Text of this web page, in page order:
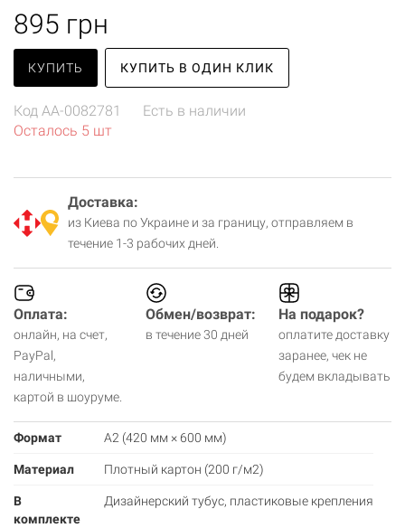
895 грн
КУПИТЬ КУПИТЬ В ОДИН КЛИК
Код AA-0082781
Есть в наличии
Осталось 5 шт
Доставка:
из Киева по Украине и за границу, отправляем в
течение 1-3 рабочих дней.
Оплата:
онлайн, на счет,
PayPal,
наличными,
картой в шоуруме.
Обмен/возврат:
в течение 30 дней
На подарок?
оплатите доставку
заранее, чек не
будем вкладывать
Формат А2 (420 мм × 600 мм)
Материал Плотный картон (200 г/м2)
В
комплекте
Дизайнерский тубус, пластиковые крепления